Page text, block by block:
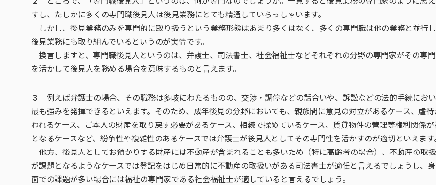
すし、たしかに多くの専門職後見人は後見業務にとても精通していらっしゃいます。
しかし、後見業務のみを専門的に取り扱うという業務形態はあまり多くはなく、多くの専門職は他の業務と並行
後見業務にも取り組んでいるというのが実情です。
換言しますと、専門職後見人というのは、弁護士、司法書士、社会福祉士などそれぞれの分野の専門家がその専
を活かして後見人を務める場合を意味するものと言えます。
３
例えば弁護士の場合、その職務は多岐にわたるものの、交渉・調停などの話合いや、訴訟などの法的手続にお
最も強みを発揮できるといえます。そのため、成年後見の分野においても、親族間に意見の対立があるケース、虐
われるケース、ご本人の財産を取り戻す必要があるケース、相続で揉めているケース、賃貸物件の管理等権利関係
となるケースなど、紛争性や複雑性のあるケースでは弁護士が後見人としてその専門性を活かすのが適切といえます
他方、後見人としてお預かりする財産には不動産が含まれることも多いため（特に高齢者の場合）、不動産の取
が課題となるようなケースでは登記をはじめ日常的に不動産の取扱いがある司法書士が適任と言えるでしょうし、
面での課題が多い場合には福祉の専門家である社会福祉士が適していると言えるでしょう。